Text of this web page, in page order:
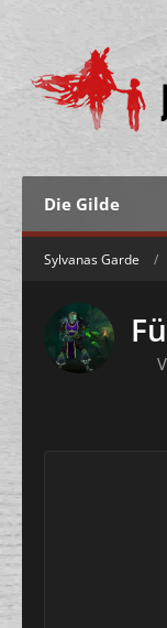
Die Gilde
Sylvanas Garde